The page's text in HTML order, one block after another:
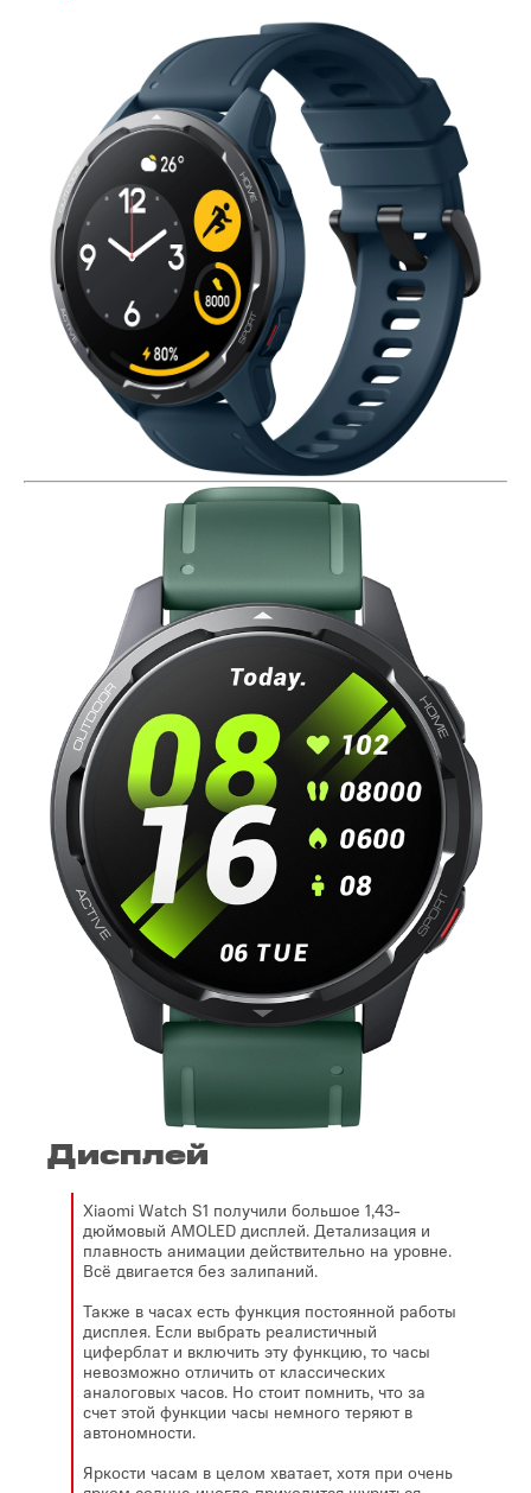
Дисплей
Xiaomi Watch S1 получили большое 1,43-
дюймовый AMOLED дисплей. Детализация и
плавность анимации действительно на уровне.
Всё двигается без залипаний.
Также в часах есть функция постоянной работы
дисплея. Если выбрать реалистичный
циферблат и включить эту функцию, то часы
невозможно отличить от классических
аналоговых часов. Но стоит помнить, что за
счет этой функции часы немного теряют в
автономности.
Яркости часам в целом хватает, хотя при очень